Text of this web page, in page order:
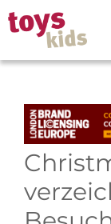
Zum
Inhalt
springen